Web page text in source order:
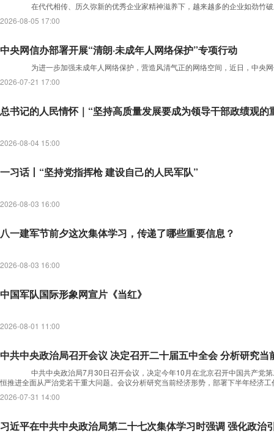
在代代相传、历久弥新的优秀企业家精神滋养下，越来越多的企业如劲竹
2026-08-05 17:00
中央网信办部署开展“清朗·未成年人网络保护”专项行动
为进一步加强未成年人网络保护，营造风清气正的网络空间，近日，中央网
2026-07-21 17:00
总书记的人民情怀｜“坚持高质量发展要成为领导干部政绩观的
2026-08-04 15:00
一习话丨“坚持党指挥枪 建设自己的人民军队”
2026-08-03 16:00
八一建军节前夕这次集体学习，传递了哪些重要信息？
2026-08-03 16:00
中国军队国际形象网宣片《当红》
2026-08-01 11:00
中共中央政治局召开会议 决定召开二十届五中全会 分析研究
中共中央政治局7月30日召开会议，决定今年10月在北京召开中国共产党第
恒推进全面从严治党若干重大问题。会议分析研究当前经济形势，部署下半年经济
2026-07-31 14:00
习近平在中共中央政治局第二十七次集体学习时强调 强化政